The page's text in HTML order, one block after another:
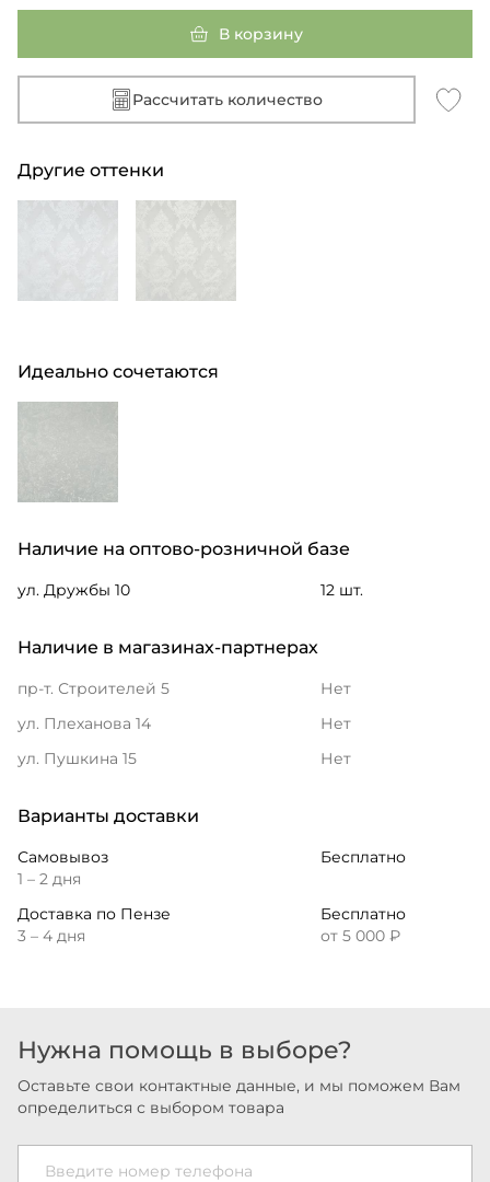
В корзину
Рассчитать количество
Другие оттенки
Идеально сочетаются
Наличие на оптово-розничной базе
ул. Дружбы 10 12 шт.
Наличие в магазинах-партнерах
пр-т. Строителей 5
Нет
ул. Плеханова 14
Нет
ул. Пушкина 15
Нет
Варианты доставки
Самовывоз
1 – 2 дня
Бесплатно
Доставка по Пензе
3 – 4 дня
Бесплатно
от 5 000 ₽
Нужна помощь в выборе?
Оставьте свои контактные данные, и мы поможем Вам
определиться с выбором товара
Введите номер телефона